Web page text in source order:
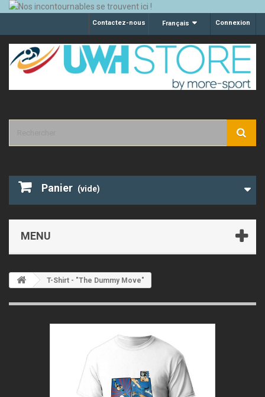
Connexion
Français
Contactez-nous
Panier (vide)
MENU
T-Shirt - "The Dummy Move"